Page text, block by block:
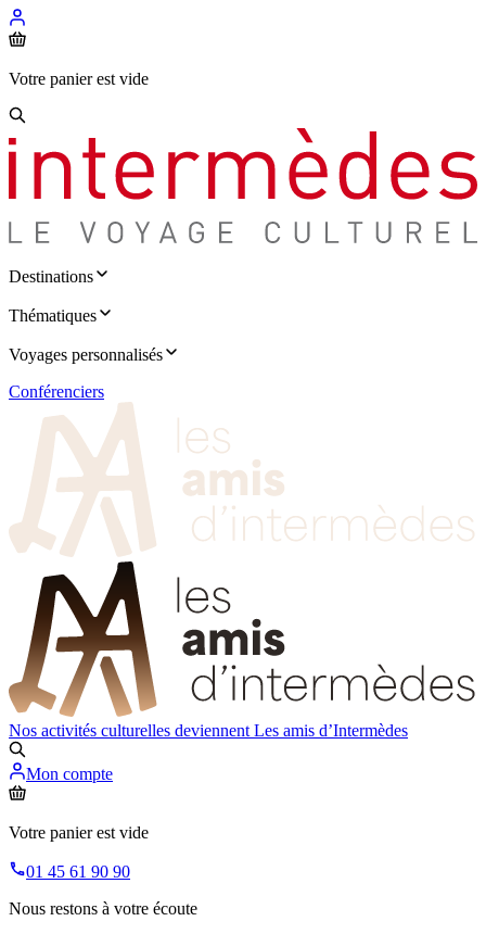
Votre panier est vide
Destinations
Thématiques
Voyages personnalisés
Conférenciers
Nos activités culturelles deviennent Les amis d’Intermèdes
Mon compte
Votre panier est vide
01 45 61 90 90
Nous restons à votre écoute